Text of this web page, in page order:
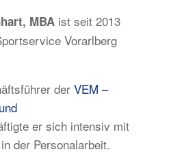
MBA ist seit 2013
Vorarlberg
der VEM –
er sich intensiv mit
der Personalarbeit.